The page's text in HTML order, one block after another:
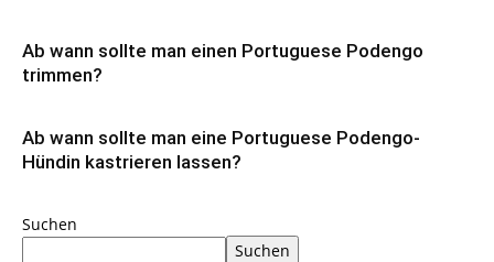
Ab wann sollte man einen Portuguese Podengo
trimmen?
Ab wann sollte man eine Portuguese Podengo-
Hündin kastrieren lassen?
Suchen
Suchen